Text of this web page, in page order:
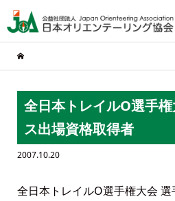
全日本トレイルO選手
ス出場資格取得者
2007.10.20
全日本トレイルO選手権大会